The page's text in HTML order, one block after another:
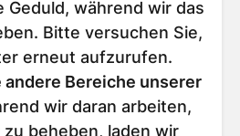
Geduld, während wir das
Bitte versuchen Sie,
erneut aufzurufen.
andere Bereiche unserer
wir daran arbeiten,
beheben, laden wir